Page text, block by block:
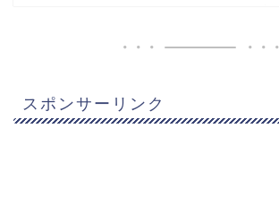
スポンサーリンク